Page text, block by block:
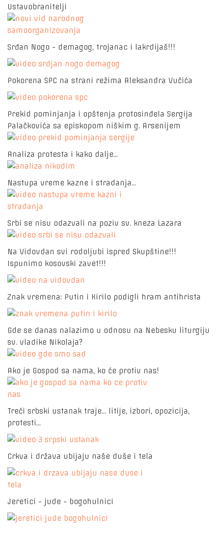
Ustavobranitelji
Srđan Nogo - demagog, trojanac i lakrdijaš!!!
Pokorena SPC na strani režima Aleksandra Vučića
Prekid pominjanja i opštenja protosinđela Sergija
Palačkovića sa episkopom niškim g. Arsenijem
Analiza protesta i kako dalje...
Nastupa vreme kazne i stradanja...
Srbi se nisu odazvali na poziv sv. kneza Lazara
Na Vidovdan svi rodoljubi ispred Skupštine!!!
Ispunimo kosovski zavet!!!
Znak vremena: Putin i Kirilo podigli hram antihrista
Gde se danas nalazimo u odnosu na Nebesku liturgiju
sv. vladike Nikolaja?
Ako je Gospod sa nama, ko će protiv nas!
Treći srbski ustanak traje... litije, izbori, opozicija,
protesti...
Crkva i država ubijaju naše duše i tela
Jeretici - jude - bogohulnici